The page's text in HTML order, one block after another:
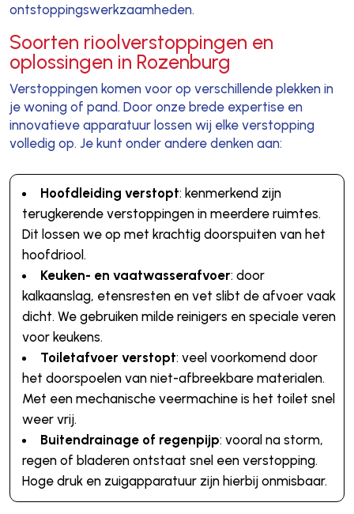
ontstoppingswerkzaamheden.
Soorten rioolverstoppingen en
oplossingen in Rozenburg
Verstoppingen komen voor op verschillende plekken in
je woning of pand. Door onze brede expertise en
innovatieve apparatuur lossen wij elke verstopping
volledig op. Je kunt onder andere denken aan:
Hoofdleiding verstopt: kenmerkend zijn
terugkerende verstoppingen in meerdere ruimtes.
Dit lossen we op met krachtig doorspuiten van het
hoofdriool.
Keuken- en vaatwasserafvoer: door
kalkaanslag, etensresten en vet slibt de afvoer vaak
dicht. We gebruiken milde reinigers en speciale veren
voor keukens.
Toiletafvoer verstopt: veel voorkomend door
het doorspoelen van niet-afbreekbare materialen.
Met een mechanische veermachine is het toilet snel
weer vrij.
Buitendrainage of regenpijp: vooral na storm,
regen of bladeren ontstaat snel een verstopping.
Hoge druk en zuigapparatuur zijn hierbij onmisbaar.